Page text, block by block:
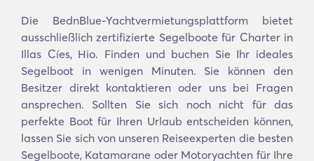
Die BednBlue-Yachtvermietungsplattform bietet
ausschließlich zertifizierte Segelboote für Charter in
Illas Cíes, Hio. Finden und buchen Sie Ihr ideales
Segelboot in wenigen Minuten. Sie können den
Besitzer direkt kontaktieren oder uns bei Fragen
ansprechen. Sollten Sie sich noch nicht für das
perfekte Boot für Ihren Urlaub entscheiden können,
lassen Sie sich von unseren Reiseexperten die besten
Segelboote, Katamarane oder Motoryachten für Ihre